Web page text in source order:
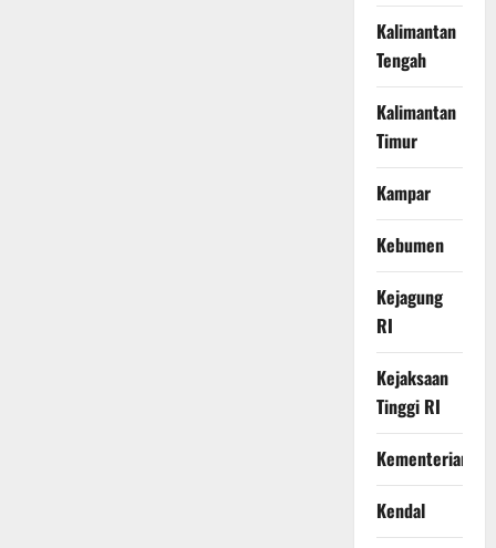
Kalimantan
Tengah
Kalimantan
Timur
Kampar
Kebumen
Kejagung
RI
Kejaksaan
Tinggi RI
Kementerian
Kendal